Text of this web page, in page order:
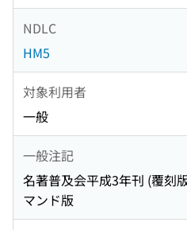
NDLC
HM5
対象利用者
一般
一般注記
名著普及会平成3年刊 (覆刻
マンド版